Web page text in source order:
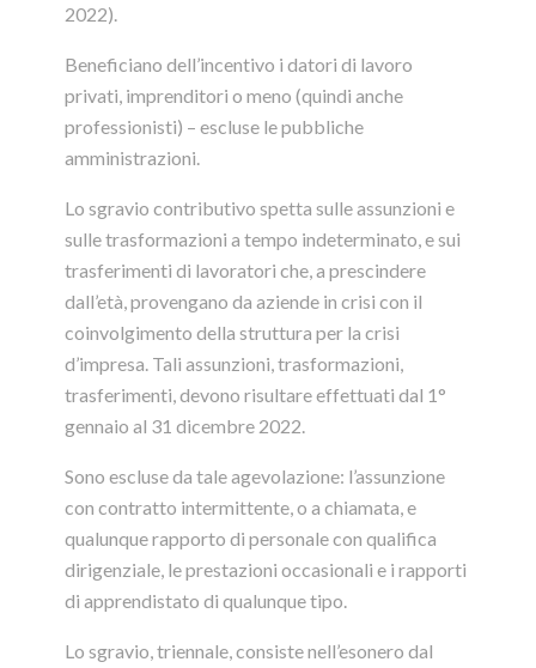
2022).
Beneficiano dell’incentivo i datori di lavoro
privati, imprenditori o meno (quindi anche
professionisti) – escluse le pubbliche
amministrazioni.
Lo sgravio contributivo spetta sulle assunzioni e
sulle trasformazioni a tempo indeterminato, e sui
trasferimenti di lavoratori che, a prescindere
dall’età, provengano da aziende in crisi con il
coinvolgimento della struttura per la crisi
d’impresa. Tali assunzioni, trasformazioni,
trasferimenti, devono risultare effettuati dal 1°
gennaio al 31 dicembre 2022.
Sono escluse da tale agevolazione: l’assunzione
con contratto intermittente, o a chiamata, e
qualunque rapporto di personale con qualifica
dirigenziale, le prestazioni occasionali e i rapporti
di apprendistato di qualunque tipo.
Lo sgravio, triennale, consiste nell’esonero dal